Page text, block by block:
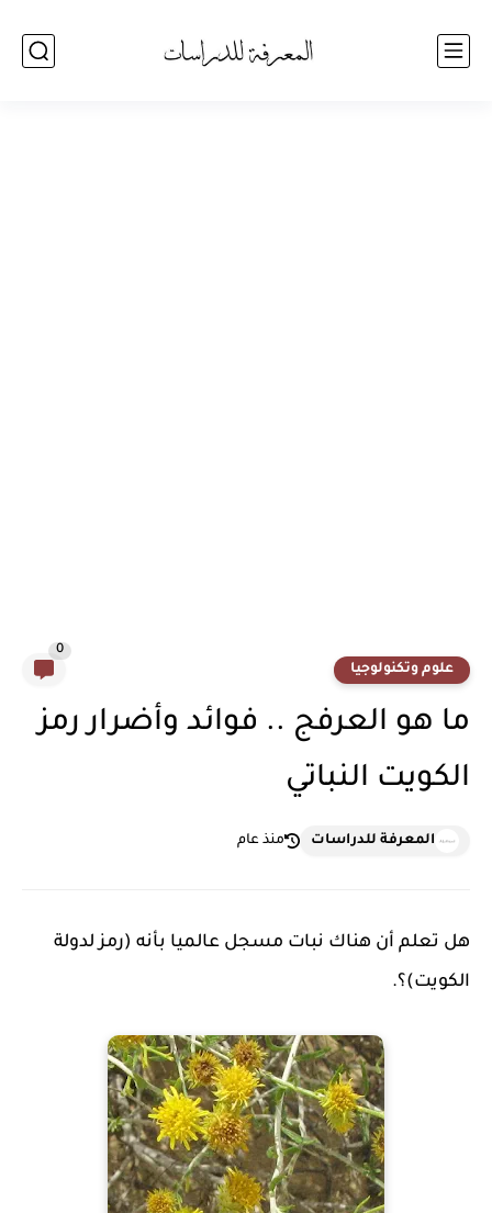
علوم وتكنولوجيا
0
ما هو العرفج .. فوائد وأضرار رمز
الكويت النباتي
المعرفة للدراسات منذ عام
هل تعلم أن هناك نبات مسجل عالميا بأنه (رمز لدولة
الكويت)؟.